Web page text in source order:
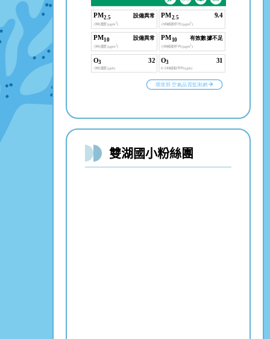
雙湖國小粉絲團